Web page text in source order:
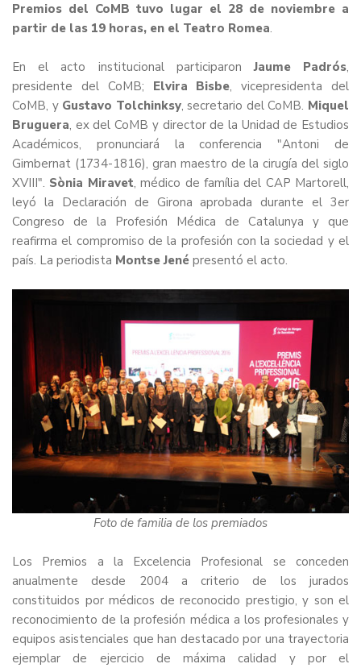
Premios del CoMB tuvo lugar el 28 de noviembre a
partir de las 19 horas, en el Teatro Romea.
En el acto institucional participaronJaume Padrós,
presidente del CoMB; Elvira Bisbe, vicepresidenta del
CoMB, y Gustavo Tolchinksy, secretario del CoMB. Miquel
Bruguera, ex del CoMB y director de la Unidad de Estudios
Académicos, pronunciará la conferencia "Antoni de
Gimbernat (1734-1816), gran maestro de la cirugía del siglo
XVIII". Sònia Miravet, médico de família del CAP Martorell,
leyó la Declaración de Gironaaprobada durante el 3er
Congreso de la Profesión Médica de Catalunya y que
reafirma el compromiso de la profesión con la sociedad y el
país. La periodista Montse Jené presentó el acto.
Foto de familia de los premiados
Los Premios a la Excelencia Profesional se conceden
anualmente desde 2004 a criterio de los jurados
constituidos por médicos de reconocido prestigio, y son el
reconocimiento de la profesión médica a los profesionales y
equipos asistenciales que han destacado por una trayectoria
ejemplar de ejercicio de máxima calidad y por el